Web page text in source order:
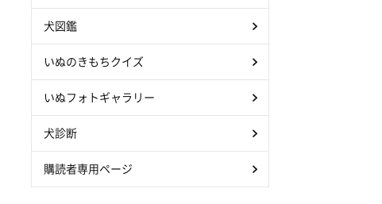
犬図鑑
いぬのきもちクイズ
いぬフォトギャラリー
犬診断
購読者専用ページ